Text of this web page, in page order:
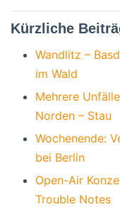
Kürzliche
Wandlitz –
im Wald
Mehrere
Norden – Stau
Wochenende:
bei Berlin
Open-Air
Trouble Notes